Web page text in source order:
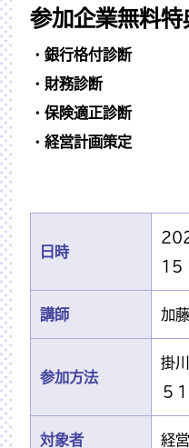
参加企業無料特
・銀行格付診断
・財務診断
・保険適正診断
・経営計画策定
日時
15
講師 加
参加方法
掛
５
対象者 経